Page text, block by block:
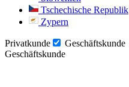
Tschechische Republik
Zypern
Privatkunde
Geschäftskunde
Geschäftskunde